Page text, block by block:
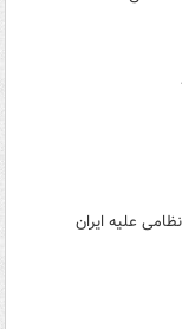
علیه ایران